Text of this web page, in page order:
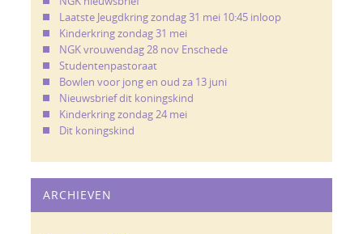
Laatste Jeugdkring zondag 31 mei 10:45 inloop
Kinderkring zondag 31 mei
NGK vrouwendag 28 nov Enschede
Studentenpastoraat
Bowlen voor jong en oud za 13 juni
Nieuwsbrief dit koningskind
Kinderkring zondag 24 mei
Dit koningskind
ARCHIEVEN